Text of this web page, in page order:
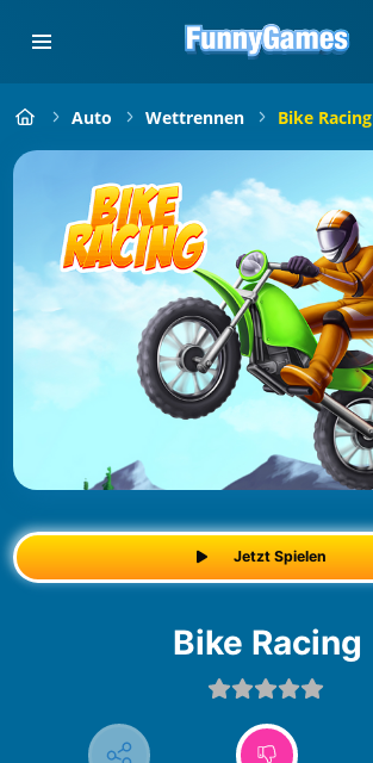
Auto Wettrennen Bike Racing
Jetzt Spielen
Bike Racing